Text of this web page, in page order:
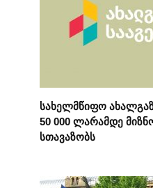
სახელმწიფო
50 000 ლარამდე
სთავაზობს